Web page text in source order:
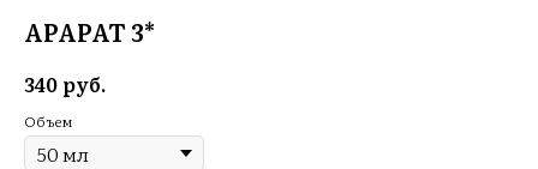
АРАРАТ 3*
340 руб.
Объем